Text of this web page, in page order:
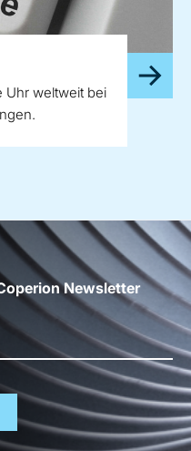
Uhr weltweit bei
Newsletter